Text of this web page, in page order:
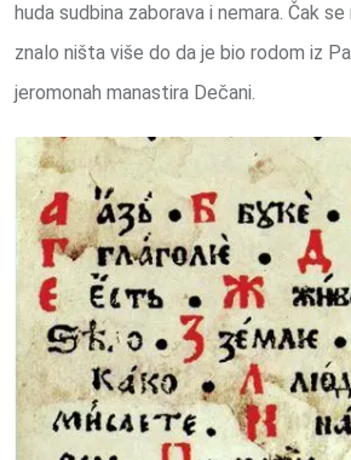
huda sudbina zaborava i nemara. Čak
znalo ništa više do da je bio rodom iz
jeromonah manastira Dečani.